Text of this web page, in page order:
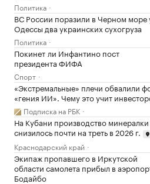
Политика
ВС России поразили в Черном море
Одессы два украинских сухогруза
Политика
Покинет ли Инфантино пост
президента ФИФА
Спорт
«Экстремальные» плечи обвалили
«гения ИИ». Чему это учит
Подписка на РБК
На Кубани производство минералки
снизилось почти на треть в 2026 г.
Краснодарский край
Экипаж пропавшего в Иркутской
области самолета прибыл в
Бодайбо